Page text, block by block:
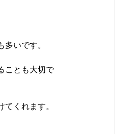
いです。
ことも大切で
くれます。